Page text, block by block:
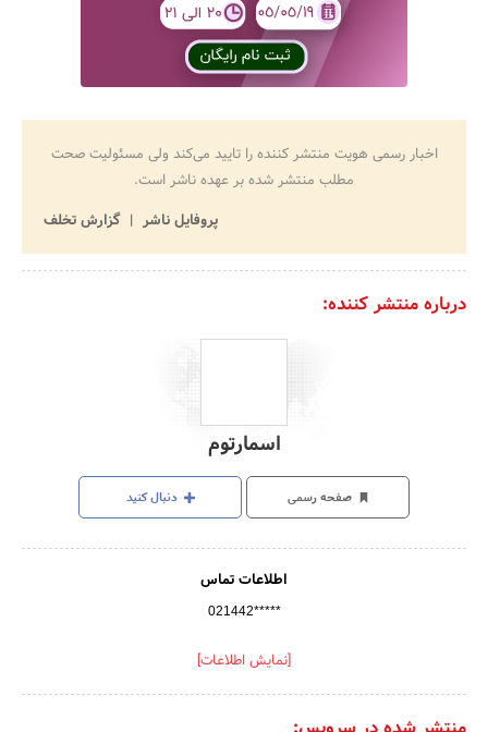
اخبار رسمی هویت منتشر کننده را تایید می‌کند ولی مسئولیت صحت
مطلب منتشر شده بر عهده ناشر است.
پروفایل ناشر
گزارش تخلف
درباره منتشر کننده:
اسمارتوم
صفحه رسمی دنبال کنید
اطلاعات تماس
021442*****
[نمایش اطلاعات]